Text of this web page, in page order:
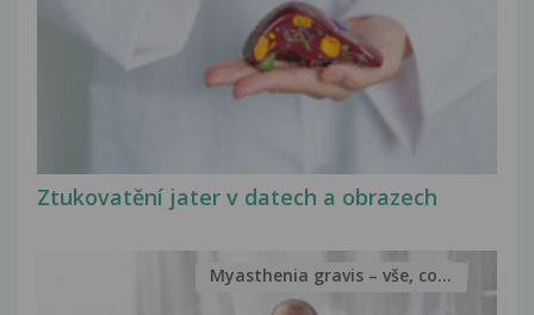
Ztukovatění jater v datech a obrazech
Myasthenia gravis – vše, co...